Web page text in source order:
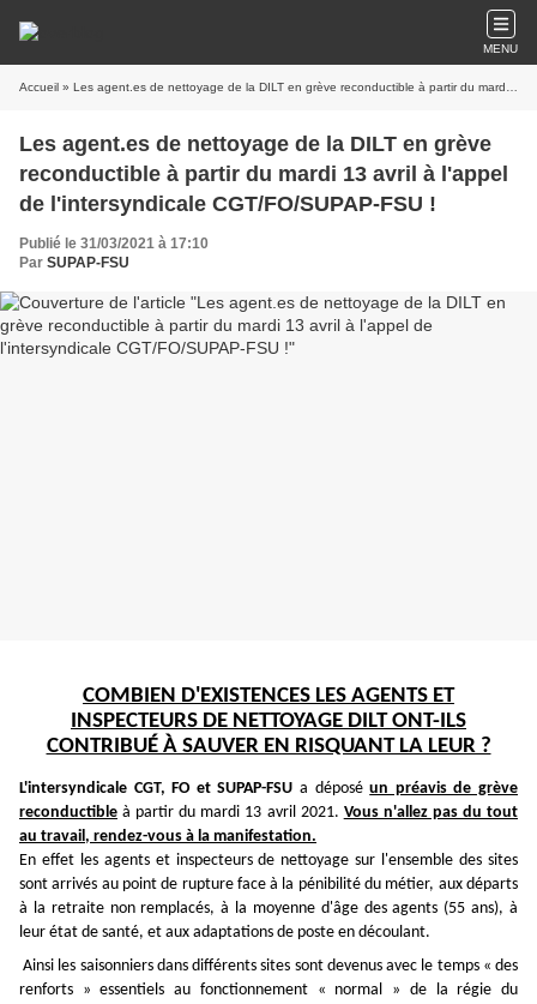
MENU
Accueil » Les agent.es de nettoyage de la DILT en grève reconductible à partir du mardi 13 avril à l'appel de l'intersyndicale CGT/FO/SUPAP-FSU !
Les agent.es de nettoyage de la DILT en grève
reconductible à partir du mardi 13 avril à l'appel
de l'intersyndicale CGT/FO/SUPAP-FSU !
Publié le 31/03/2021 à 17:10
Par SUPAP-FSU
COMBIEN D'EXISTENCES LES AGENTS ET
INSPECTEURS DE NETTOYAGE DILT ONT-ILS
CONTRIBUÉ À SAUVER EN RISQUANT LA LEUR ?
L'intersyndicale CGT, FO et SUPAP-FSU a déposéun préavis de grève
reconductible à partir du mardi 13 avril 2021. Vous n'allez pas du tout
au travail, rendez-vous à la manifestation.
En effet les agents et inspecteurs de nettoyage sur l'ensemble des sites
sont arrivés au point de rupture face à la pénibilité du métier, aux départs
à la retraite non remplacés, à la moyenne d'âge des agents (55 ans), à
leur état de santé, et aux adaptations de poste en découlant.
Ainsi les saisonniers dans différents sites sont devenus avec le temps « des
renforts » essentiels au fonctionnement « normal » de la régie du